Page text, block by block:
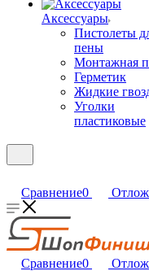
Аксессуары
Пистолеты
пены
Монтажная
Герметик
Жидкие
Уголки
пластиковые
Сравнение0
Сравнение0